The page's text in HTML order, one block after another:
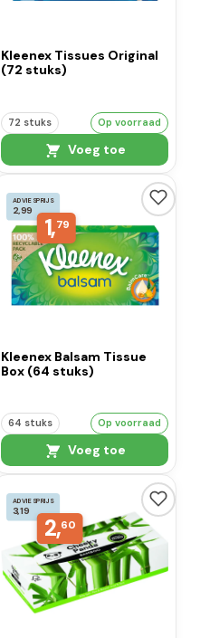
Kleenex Tissues Original
(72 stuks)
72 stuks Op voorraad
Voeg toe
ADVIESPRIJS
2,99
1,79
Kleenex Balsam Tissue
Box (64 stuks)
64 stuks Op voorraad
Voeg toe
ADVIESPRIJS
3,19
2,60